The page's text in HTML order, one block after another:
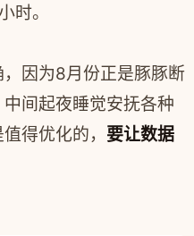
时。
因为8月份正是豚豚断
间起夜睡觉安抚各种
得优化的， 要让数据